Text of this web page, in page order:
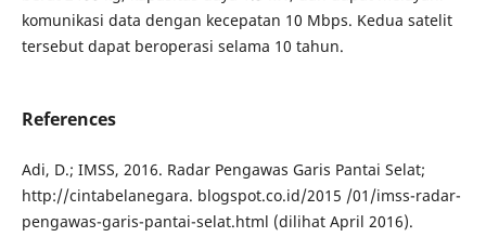
komunikasi data dengan kecepatan 10 Mbps. Kedua satelit
tersebut dapat beroperasi selama 10 tahun.
References
Adi, D.; IMSS, 2016. Radar Pengawas Garis Pantai Selat;
http://cintabelanegara. blogspot.co.id/2015 /01/imss-radar-
pengawas-garis-pantai-selat.html (dilihat April 2016).